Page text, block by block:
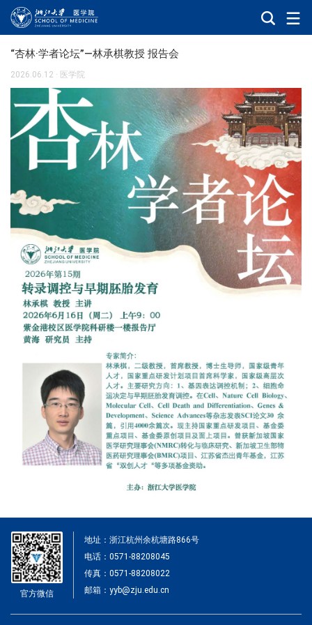
“杏林·学者论坛”—林承棋教授 报告会
2026.06.12 · 医学院
官方微信
地址：浙江杭州余杭塘路866号
电话：0571-88208045
传真：0571-88208022
邮箱：yyb@zju.edu.cn